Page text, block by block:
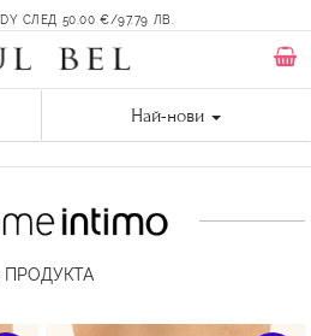
СЛЕД 50.00 €/97.79 ЛВ.
Най-нови
ПРОДУКТА